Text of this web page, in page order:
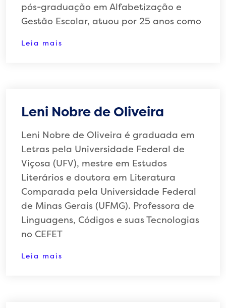
pós-graduação em Alfabetização e
Gestão Escolar, atuou por 25 anos como
Leia mais
Leni Nobre de Oliveira
Leni Nobre de Oliveira é graduada em
Letras pela Universidade Federal de
Viçosa (UFV), mestre em Estudos
Literários e doutora em Literatura
Comparada pela Universidade Federal
de Minas Gerais (UFMG). Professora de
Linguagens, Códigos e suas Tecnologias
no CEFET
Leia mais